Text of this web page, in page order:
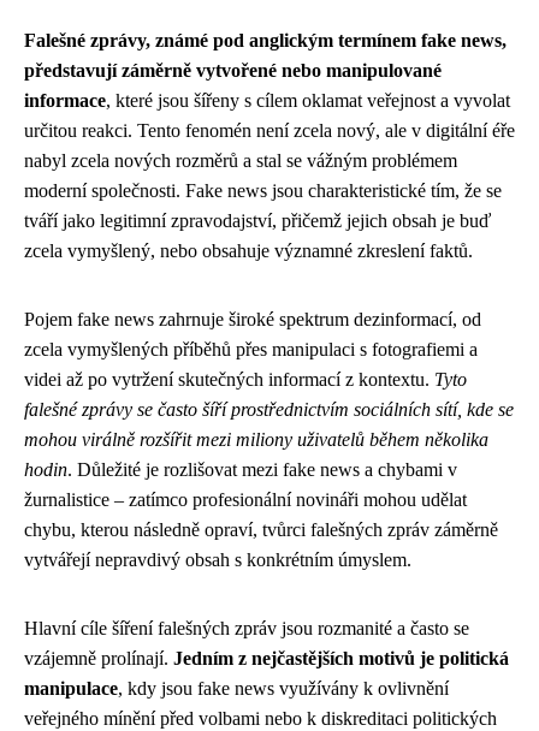
Falešné zprávy, známé pod anglickým termínem fake news,
představují záměrně vytvořené nebo manipulované
informace, které jsou šířeny s cílem oklamat veřejnost a vyvolat
určitou reakci. Tento fenomén není zcela nový, ale v digitální éře
nabyl zcela nových rozměrů a stal se vážným problémem
moderní společnosti. Fake news jsou charakteristické tím, že se
tváří jako legitimní zpravodajství, přičemž jejich obsah je buď
zcela vymyšlený, nebo obsahuje významné zkreslení faktů.
Pojem fake news zahrnuje široké spektrum dezinformací, od
zcela vymyšlených příběhů přes manipulaci s fotografiemi a
videi až po vytržení skutečných informací z kontextu. Tyto
falešné zprávy se často šíří prostřednictvím sociálních sítí, kde se
mohou virálně rozšířit mezi miliony uživatelů během několika
hodin. Důležité je rozlišovat mezi fake news a chybami v
žurnalistice – zatímco profesionální novináři mohou udělat
chybu, kterou následně opraví, tvůrci falešných zpráv záměrně
vytvářejí nepravdivý obsah s konkrétním úmyslem.
Hlavní cíle šíření falešných zpráv jsou rozmanité a často se
vzájemně prolínají. Jedním z nejčastějších motivů je politická
manipulace, kdy jsou fake news využívány k ovlivnění
veřejného mínění před volbami nebo k diskreditaci politických